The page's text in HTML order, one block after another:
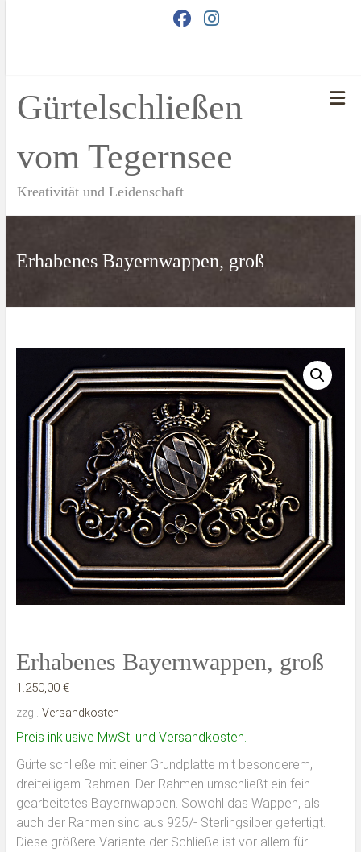
Gürtelschließen
vom Tegernsee
Kreativität und Leidenschaft
Erhabenes Bayernwappen, groß
Erhabenes Bayernwappen, groß
1.250,00 €
zzgl. Versandkosten
Preis inklusive MwSt. und Versandkosten.
Gürtelschließe mit einer Grundplatte mit besonderem,
dreiteiligem Rahmen. Der Rahmen umschließt ein fein
gearbeitetes Bayernwappen. Sowohl das Wappen, als
auch der Rahmen sind aus 925/- Sterlingsilber gefertigt.
Diese größere Variante der Schließe ist vor allem für